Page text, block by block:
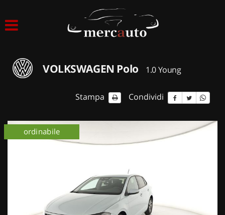
ACQUISTIAMO USATO
NOLEGGIO AUTO
NOLEGGIO BREVE TERMINE
VOLKSWAGEN Polo 1.0 Young
Stampa Condividi
km 0